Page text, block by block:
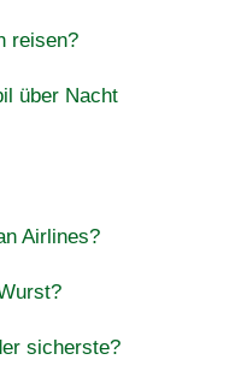
reisen?
über Nacht
Airlines?
sicherste?